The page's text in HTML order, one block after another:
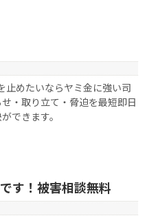
めたいならヤミ金に強い司
・取り立て・脅迫を最短即日
できます。
す！被害相談無料